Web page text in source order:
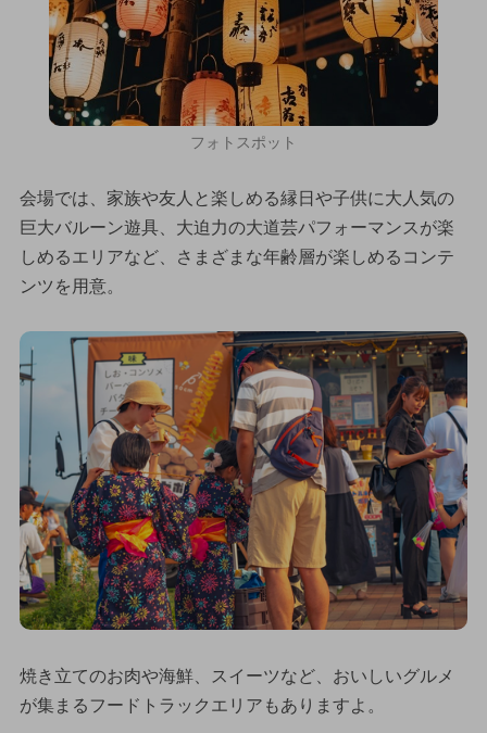
フォトスポット
会場では、家族や友人と楽しめる縁日や子供に大人気の
巨大バルーン遊具、大迫力の大道芸パフォーマンスが楽
しめるエリアなど、さまざまな年齢層が楽しめるコンテ
ンツを用意。
焼き立てのお肉や海鮮、スイーツなど、おいしいグルメ
が集まるフードトラックエリアもありますよ。